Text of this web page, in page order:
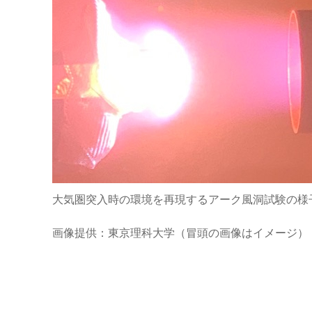
大気圏突入時の環境を再現するアーク風洞試験の様
画像提供：東京理科大学（冒頭の画像はイメージ）